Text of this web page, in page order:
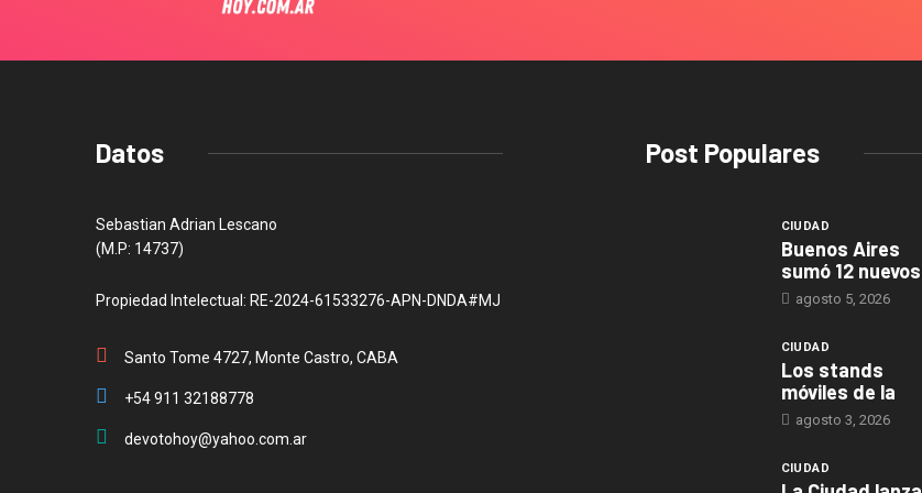
Datos
Sebastian Adrian Lescano
(M.P: 14737)
Propiedad Intelectual: RE-2024-61533276-APN-DNDA#MJ
Santo Tome 4727, Monte Castro, CABA
+54 911 32188778
devotohoy@yahoo.com.ar
Post Populares
CIUDAD
Buenos Aires
sumó 12 nuevos
agosto 5, 2026
CIUDAD
Los stands
móviles de la
agosto 3, 2026
CIUDAD